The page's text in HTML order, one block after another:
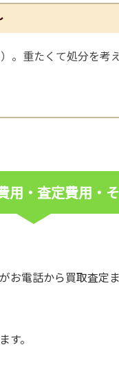
。重たくて処分を考
・査定費用・
お電話から買取査定
す。